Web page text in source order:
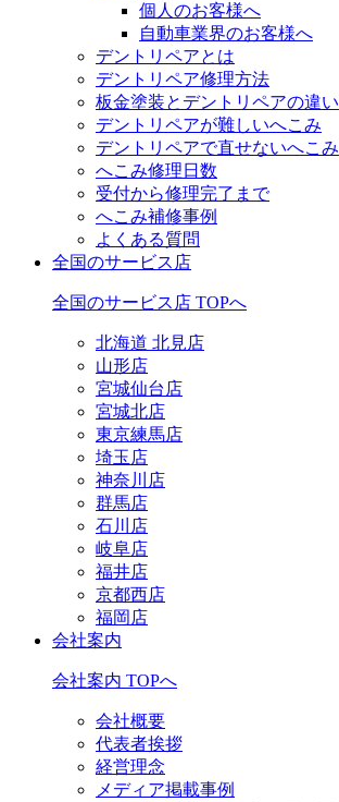
個人のお客様へ
自動車業界のお客様へ
デントリペアとは
デントリペア修理方法
板金塗装とデントリペアの違い
デントリペアが難しいへこみ
デントリペアで直せないへこみ
へこみ修理日数
受付から修理完了まで
へこみ補修事例
よくある質問
全国のサービス店
全国のサービス店 TOPへ
北海道 北見店
山形店
宮城仙台店
宮城北店
東京練馬店
埼玉店
神奈川店
群馬店
石川店
岐阜店
福井店
京都西店
福岡店
会社案内
会社案内 TOPへ
会社概要
代表者挨拶
経営理念
メディア掲載事例